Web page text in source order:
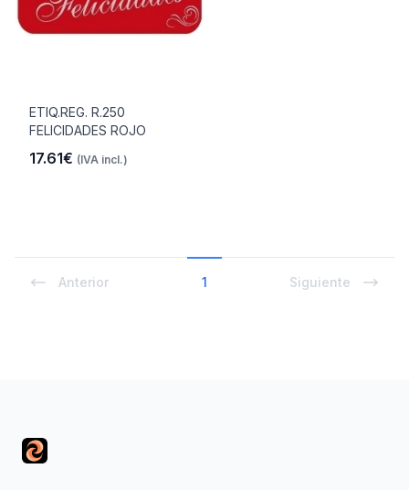
ETIQ.REG. R.250
FELICIDADES ROJO
17.61€ (IVA incl.)
Anterior 1 Siguiente